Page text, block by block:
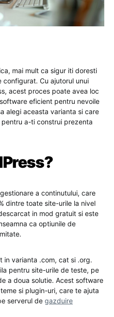
mai mult ca sigur iti doresti
configurat. Cu ajutorul unui
acest proces poate avea loc
eficient pentru nevoile
alegi aceasta varianta si care
a-ti construi prezenta
a continutului, care
dintre toate site-urile la nivel
in mod gratuit si este
ca optiunile de
in varianta .com, cat si .org.
pentru site-urile de teste, pe
a doua solutie. Acest software
si plugin-uri, care te ajuta
serverul de gazduire